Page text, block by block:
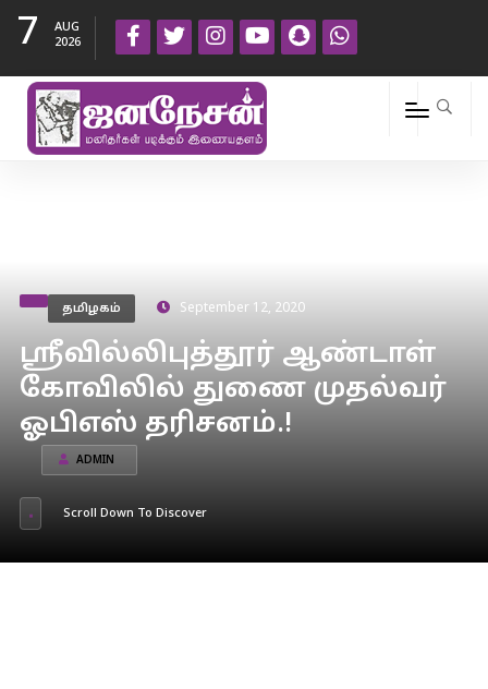
7
AUG
2026
தமிழகம் September 12, 2020
ஸ்ரீவில்லிபுத்தூர் ஆண்டாள்
கோவிலில் துணை முதல்வர்
ஓபிஎஸ் தரிசனம்.!
ADMIN
Scroll Down To Discover